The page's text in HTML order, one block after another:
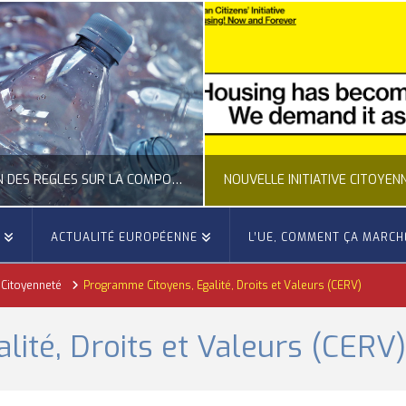
CLARIFICATION DES RÈGLES SUR LA COMPOSITION DES BOUTEILLES PLASTIQUES NOUVELLE INITIATIVE CITOYENNE EUROPÉENNE SUR LE LOGEMENT
ACTUALITÉ DE L'UNION EUROPÉENNE, ACTUALITÉ DE LA REPRÉSENTATION D’OCCITANIE EUROPE, CITOYENNETÉ, LOGEMENT
JUILLET 24, 2026
ACTUALITÉ EUROPÉENNE L’UE, COMMENT ÇA
Programme Citoyens, Egalité, Droits et Valeurs (CERV)
Droits et Valeurs (CERV)